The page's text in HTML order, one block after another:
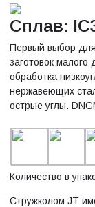
Сплав:
Первый выбор для
заготовок
обработка
нержавеющих
острые углы.
Количество в
Стружколом JT